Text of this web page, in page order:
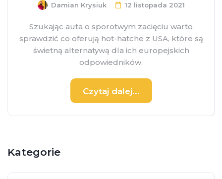
Damian Krysiuk 12 listopada 2021
Szukając auta o sporotwym zacięciu warto
sprawdzić co oferują hot-hatche z USA, które są
świetną alternatywą dla ich europejskich
odpowiedników.
Czytaj dalej...
Kategorie